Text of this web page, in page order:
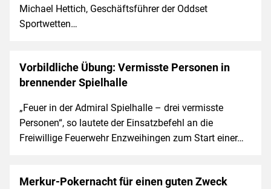
Michael Hettich, Geschäftsführer der Oddset
Sportwetten…
Vorbildliche Übung: Vermisste Personen in
brennender Spielhalle
„Feuer in der Admiral Spielhalle – drei vermisste
Personen“, so lautete der Einsatzbefehl an die
Freiwillige Feuerwehr Enzweihingen zum Start einer…
Merkur-Pokernacht für einen guten Zweck